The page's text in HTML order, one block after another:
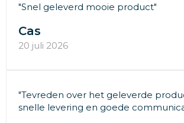
"Snel geleverd mooie product"
Cas
20 juli 2026
"Tevreden over het geleverde
snelle levering en goede